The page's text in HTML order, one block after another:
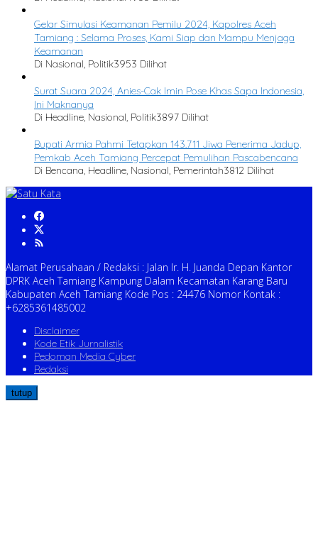
Gelar Simulasi Keamanan Pemilu 2024, Kapolres Aceh
Tamiang : Selama Proses, Kami Siap dan Mampu Menjaga
Keamanan
Di Nasional, Politik3953 Dilihat
Surat Suara 2024, Anies-Cak Imin Pose Khas Sapa Indonesia,
Ini Maknanya
Di Headline, Nasional, Politik3897 Dilihat
Bupati Armia Pahmi Tetapkan 143.711 Jiwa Penerima Jadup,
Pemkab Aceh Tamiang Percepat Pemulihan Pascabencana
Di Bencana, Headline, Nasional, Pemerintah3812 Dilihat
Alamat Perusahaan / Redaksi : Jalan Ir. H. Juanda Depan Kantor
DPRK Aceh Tamiang Kampung Dalam Kecamatan Karang Baru
Kabupaten Aceh Tamiang Kode Pos : 24476 Nomor Kontak :
+6285361485002
Disclaimer
Kode Etik Jurnalistik
Pedoman Media Cyber
Redaksi
tutup